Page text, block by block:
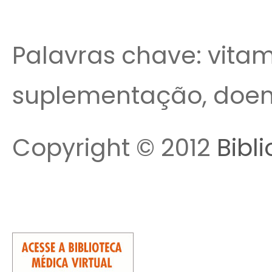
Palavras chave:
suplementação,
Copyright © 2012